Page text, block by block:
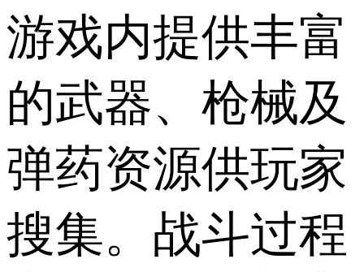
游戏内提供丰富
的武器、枪械及
弹药资源供玩家
搜集。战斗过程